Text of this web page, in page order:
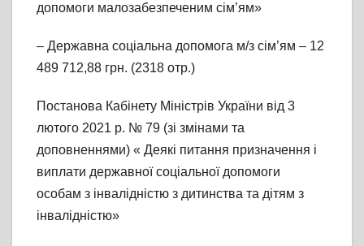
допомоги малозабезпеченим сім’ям»
– Державна соціальна допомога м/з сім’ям – 12
489 712,88 грн. (2318 отр.)
Постанова Кабінету Міністрів України від 3
лютого 2021 р. № 79 (зі змінами та
доповненнями) « Деякі питання призначення і
виплати державної соціальної допомоги
особам з інвалідністю з дитинства та дітям з
інвалідністю»